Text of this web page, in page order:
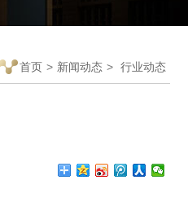
首页 > 新闻动态 > 行业动态